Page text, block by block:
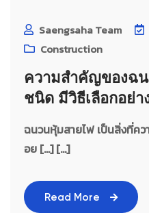
Saengsaha Team
Construction
ความสำคัญของฉ
ชนิด มีวิธีเลือกอย่า
ฉนวนหุ้มสายไฟ เป็นสิ่งที่ค
อย […] [...]
Read More